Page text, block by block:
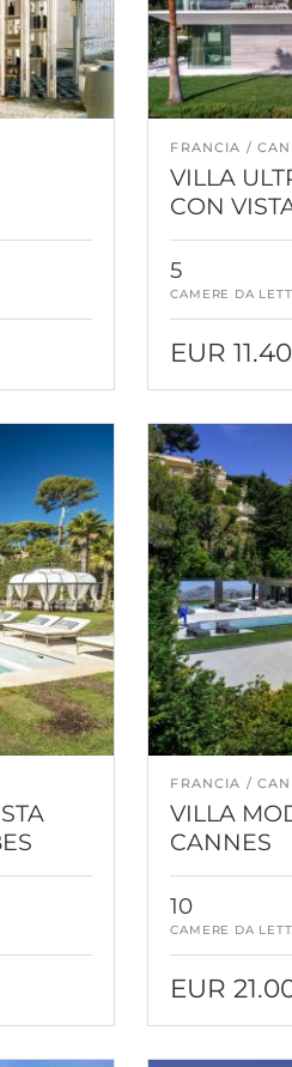
FRANCIA
VILLA
CON
5
CAMERE DA
EUR
FRANCIA
VILLA
CANNES
10
CAMERE DA
EUR